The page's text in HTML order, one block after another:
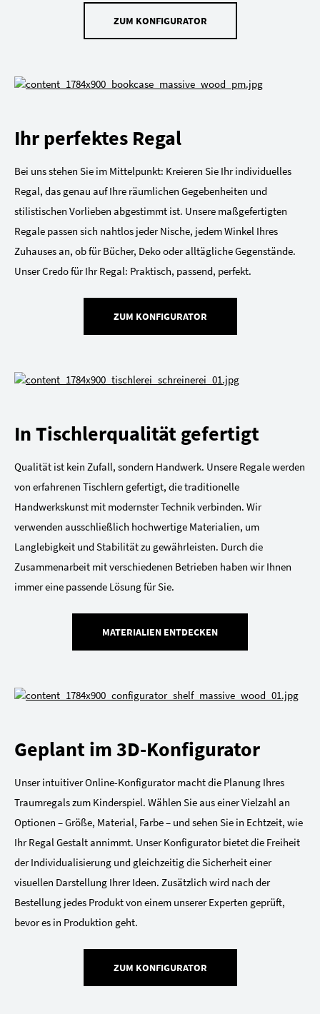
ZUM KONFIGURATOR
Ihr perfektes Regal
Bei uns stehen Sie im Mittelpunkt: Kreieren Sie Ihr individuelles
Regal, das genau auf Ihre räumlichen Gegebenheiten und
stilistischen Vorlieben abgestimmt ist. Unsere maßgefertigten
Regale passen sich nahtlos jeder Nische, jedem Winkel Ihres
Zuhauses an, ob für Bücher, Deko oder alltägliche Gegenstände.
Unser Credo für Ihr Regal: Praktisch, passend, perfekt.
ZUM KONFIGURATOR
In Tischlerqualität gefertigt
Qualität ist kein Zufall, sondern Handwerk. Unsere Regale werden
von erfahrenen Tischlern gefertigt, die traditionelle
Handwerkskunst mit modernster Technik verbinden. Wir
verwenden ausschließlich hochwertige Materialien, um
Langlebigkeit und Stabilität zu gewährleisten. Durch die
Zusammenarbeit mit verschiedenen Betrieben haben wir Ihnen
immer eine passende Lösung für Sie.
MATERIALIEN ENTDECKEN
Geplant im 3D-Konfigurator
Unser intuitiver Online-Konfigurator macht die Planung Ihres
Traumregals zum Kinderspiel. Wählen Sie aus einer Vielzahl an
Optionen – Größe, Material, Farbe – und sehen Sie in Echtzeit, wie
Ihr Regal Gestalt annimmt. Unser Konfigurator bietet die Freiheit
der Individualisierung und gleichzeitig die Sicherheit einer
visuellen Darstellung Ihrer Ideen. Zusätzlich wird nach der
Bestellung jedes Produkt von einem unserer Experten geprüft,
bevor es in Produktion geht.
ZUM KONFIGURATOR